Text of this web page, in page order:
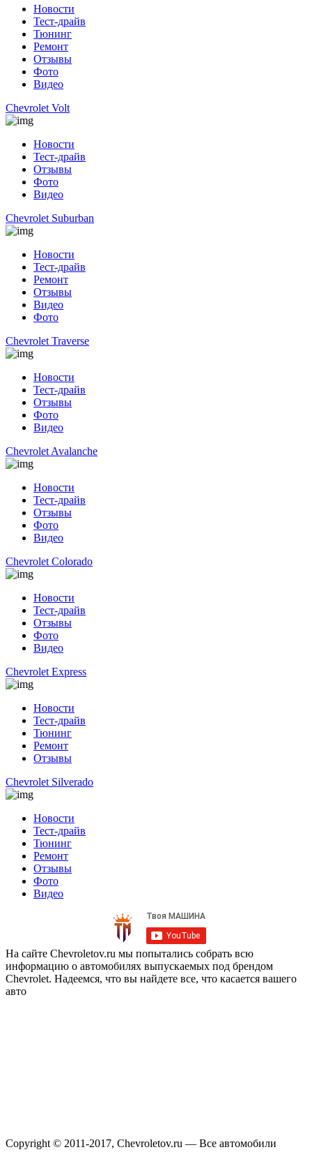
Новости
Тест-драйв
Тюнинг
Ремонт
Отзывы
Фото
Видео
Chevrolet Volt
Новости
Тест-драйв
Отзывы
Фото
Видео
Chevrolet Suburban
Новости
Тест-драйв
Ремонт
Отзывы
Видео
Фото
Chevrolet Traverse
Новости
Тест-драйв
Отзывы
Фото
Видео
Chevrolet Avalanche
Новости
Тест-драйв
Отзывы
Фото
Видео
Chevrolet Colorado
Новости
Тест-драйв
Отзывы
Фото
Видео
Chevrolet Express
Новости
Тест-драйв
Тюнинг
Ремонт
Отзывы
Chevrolet Silverado
Новости
Тест-драйв
Тюнинг
Ремонт
Отзывы
Фото
Видео
На сайте Chevroletov.ru мы попытались собрать всю
информацию о автомобилях выпускаемых под брендом
Chevrolet. Надеемся, что вы найдете все, что касается вашего
авто
Copyright © 2011-2017, Chevroletov.ru — Все автомобили